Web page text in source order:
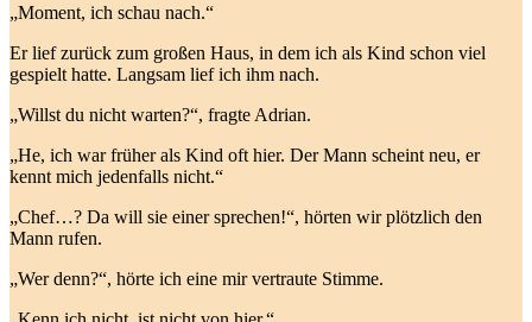
„Moment, ich schau nach.“
Er lief zurück zum großen Haus, in dem ich als Kind schon viel
gespielt hatte. Langsam lief ich ihm nach.
„Willst du nicht warten?“, fragte Adrian.
„He, ich war früher als Kind oft hier. Der Mann scheint neu, er
kennt mich jedenfalls nicht.“
„Chef…? Da will sie einer sprechen!“, hörten wir plötzlich den
Mann rufen.
„Wer denn?“, hörte ich eine mir vertraute Stimme.